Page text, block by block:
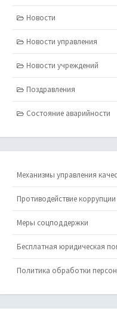
Новости
Новости управления
Новости учреждений
Поздравления
Состояние аварийности
Механизмы управления
Противодействие коррупции
Меры соцподдержки
Бесплатная юридическая
Политика обработки